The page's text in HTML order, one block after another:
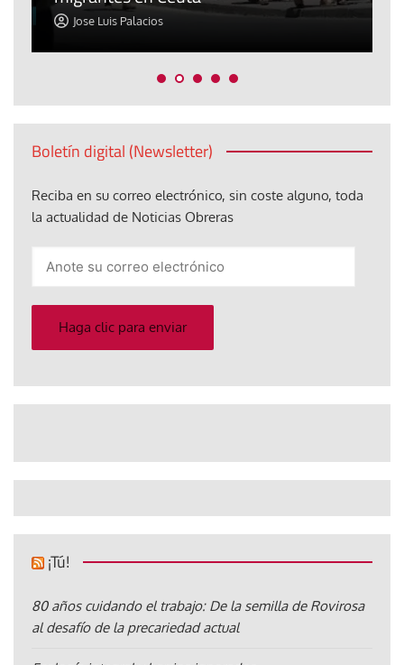
Jose Luis Palacios
Boletín digital (Newsletter)
Reciba en su correo electrónico, sin coste alguno, toda
la actualidad de Noticias Obreras
electrónico
Haga clic para enviar
¡Tú!
80 años cuidando el trabajo: De la semilla de Rovirosa
al desafío de la precariedad actual